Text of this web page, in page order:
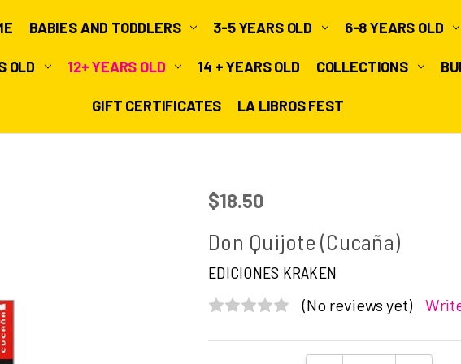
BABIES AND TODDLERS 3-5 YEARS OLD 6-8 YEARS OLD
OLD 12+ YEARS OLD 14 + YEARS OLD COLLECTIONS
GIFT CERTIFICATES LA LIBROS FEST
$18.50
Don Quijote (Cucaña)
EDICIONES KRAKEN
(No reviews yet)